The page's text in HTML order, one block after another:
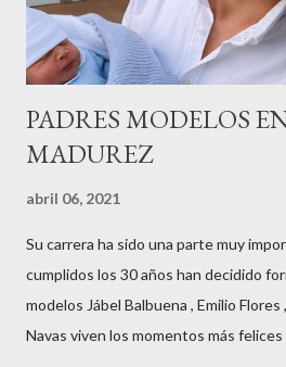
años peinando almas, creando
PADRES MODELOS
MADUREZ
abril 06, 2021
Su carrera ha sido una parte muy
cumplidos los 30 años han decidido
modelos Jábel Balbuena , Emilio
Navas viven los momentos más